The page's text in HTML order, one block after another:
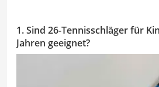
1. Sind 26-Tennisschläger für
Jahren geeignet?